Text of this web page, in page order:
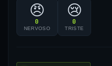
😠
0
NERVOSO
😢
0
TRISTE